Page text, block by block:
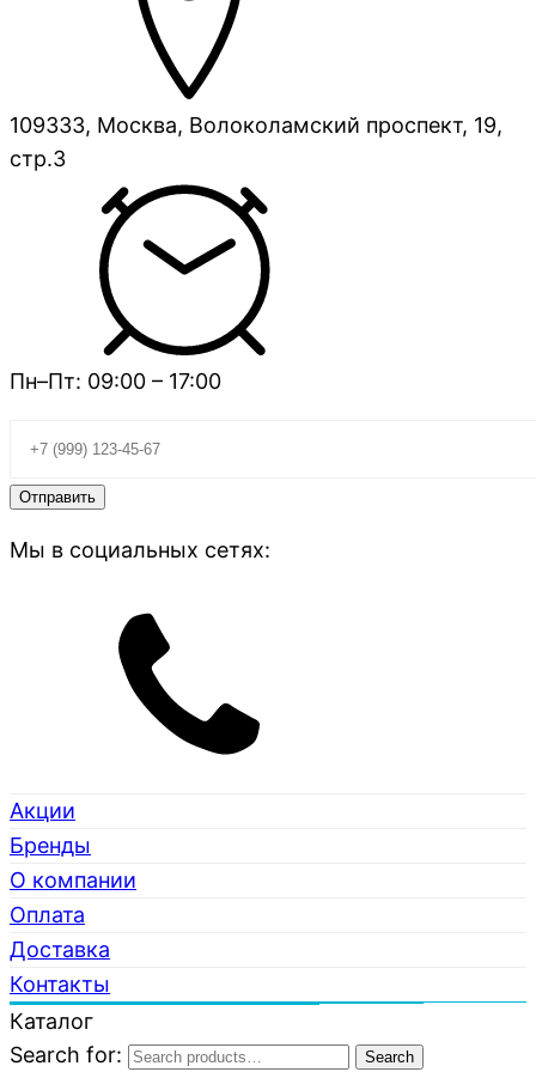
109333, Москва, Волоколамский проспект, 19,
стр.3
Пн–Пт: 09:00 – 17:00
Мы в социальных сетях:
Акции
Бренды
О компании
Оплата
Доставка
Контакты
Каталог
Search for:
Search